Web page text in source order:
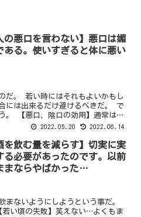
の悪口を言わない】悪口は媚
ある。使いすぎると体に悪い
だ。 若い時にはそれもよいかもし
には出来るだけ避けるべきだ。 で
。 【悪口、陰口の効用】通常はそ
よね。 悪口や陰口は行っ...
2022.05.20 2022.06.14
を飲む量を減らす】切実に実
る必要があったのです。以前
まならやばかった…
まないようにしようという事だ。
い頃の失敗】笑えない…よくもま